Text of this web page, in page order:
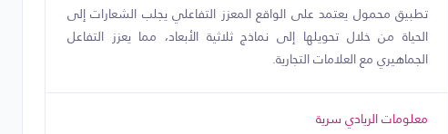
تطبيق محمول يعتمد على الواقع المعزز التفاعلي يجلب الشعارات إلى
الحياة من خلال تحويلها إلى نماذج ثلاثية الأبعاد، مما يعزز التفاعل
الجماهيري مع العلامات التجارية.
معلومات الريادي سرية